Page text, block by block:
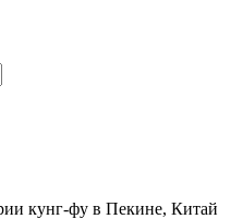
кунг-фу в Пекине, Китай